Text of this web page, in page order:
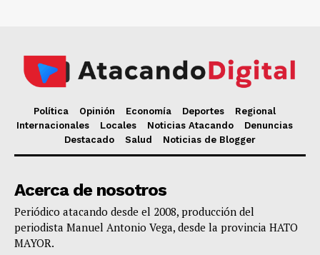
Política Opinión Economía Deportes
Regional
Internacionales
Locales Noticias Atacando
Denuncias
Destacado
Salud Noticias de Blogger
Acerca de nosotros
Periódico atacando desde el 2008, producción del
periodista Manuel Antonio Vega, desde la provincia HATO
MAYOR.